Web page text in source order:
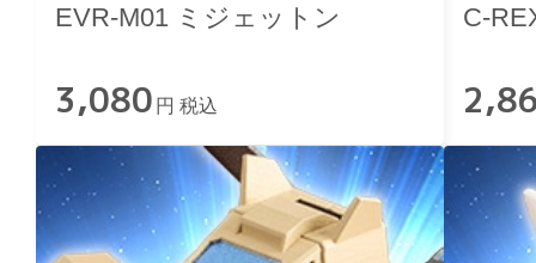
EVR-M01 ミジェットン
3,080 円 税込
C-